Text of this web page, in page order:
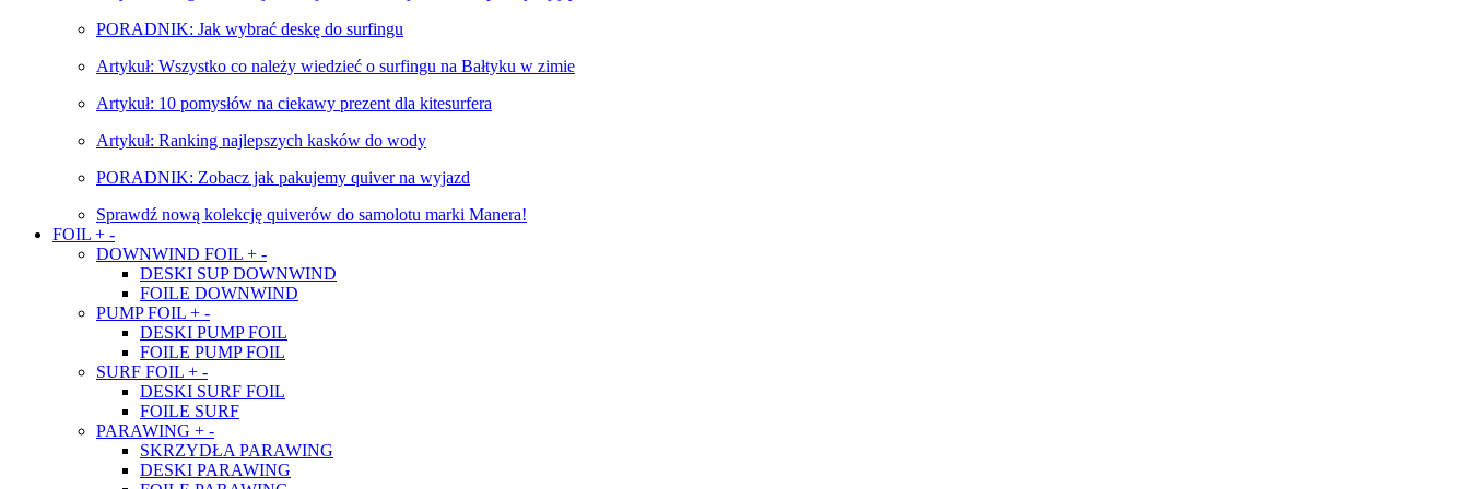
PORADNIK: Jak wybrać deskę do surfingu
Artykuł: Wszystko co należy wiedzieć o surfingu na Bałtyku w zimie
Artykuł: 10 pomysłów na ciekawy prezent dla kitesurfera
Artykuł: Ranking najlepszych kasków do wody
PORADNIK: Zobacz jak pakujemy quiver na wyjazd
Sprawdź nową kolekcję quiverów do samolotu marki Manera!
FOIL + -
DOWNWIND FOIL + -
DESKI SUP DOWNWIND
FOILE DOWNWIND
PUMP FOIL + -
DESKI PUMP FOIL
FOILE PUMP FOIL
SURF FOIL + -
DESKI SURF FOIL
FOILE SURF
PARAWING + -
SKRZYDŁA PARAWING
DESKI PARAWING